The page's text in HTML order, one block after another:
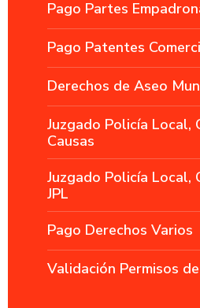
Pago Partes
Pago Patentes
Derechos de Aseo
Juzgado Policía Local,
Causas
Juzgado Policía Local,
JPL
Pago Derechos Varios
Validación Permisos